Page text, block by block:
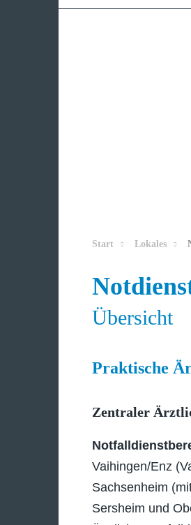
Start Lokales
Übersicht
Praktische
Zentraler
Vaihingen/Enz
Sachsenheim
Sersheim und